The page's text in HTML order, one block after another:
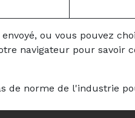
ou vous pouvez
navigateur pour savoir
de norme de l'industrie